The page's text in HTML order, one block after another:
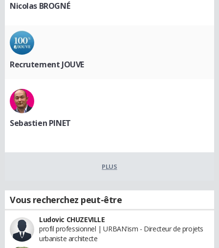
Nicolas BROGNÉ
Recrutement JOUVE
Sebastien PINET
PLUS
Vous recherchez peut-être
Ludovic CHUZEVILLE
profil professionnel | URBAN'ism - Directeur de projets
urbaniste architecte